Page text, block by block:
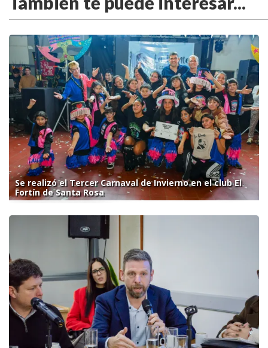
Se realizó el Tercer Carnaval de Invierno en el club El
Fortín de Santa Rosa